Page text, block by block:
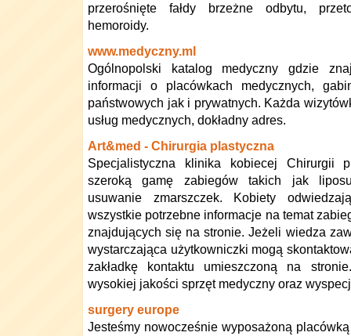
przerośnięte fałdy brzeżne odbytu,
hemoroidy.
www.medyczny.ml
Ogólnopolski katalog medyczny gdzie
informacji o placówkach medycznych,
państwowych jak i prywatnych. Każda
usług medycznych, dokładny adres.
Art&med - Chirurgia plastyczna
Specjalistyczna klinika kobiecej Chirurgii
szeroką gamę zabiegów takich jak
usuwanie zmarszczek. Kobiety
wszystkie potrzebne informacje na temat
znajdujących się na stronie. Jeżeli wiedza
wystarczająca użytkowniczki mogą
zakładkę kontaktu umieszczoną na
wysokiej jakości sprzęt medyczny oraz
surgery europe
Jesteśmy nowocześnie wyposażoną